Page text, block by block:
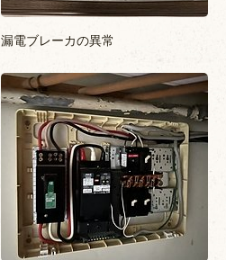
漏電ブレーカの異常